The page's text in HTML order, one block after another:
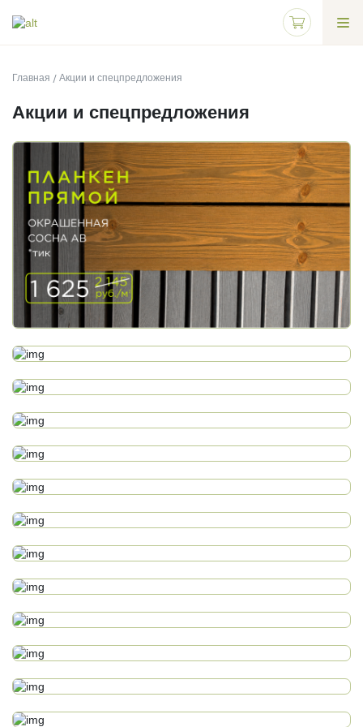
Главная Акции и спецпредложения
Акции и спецпредложения